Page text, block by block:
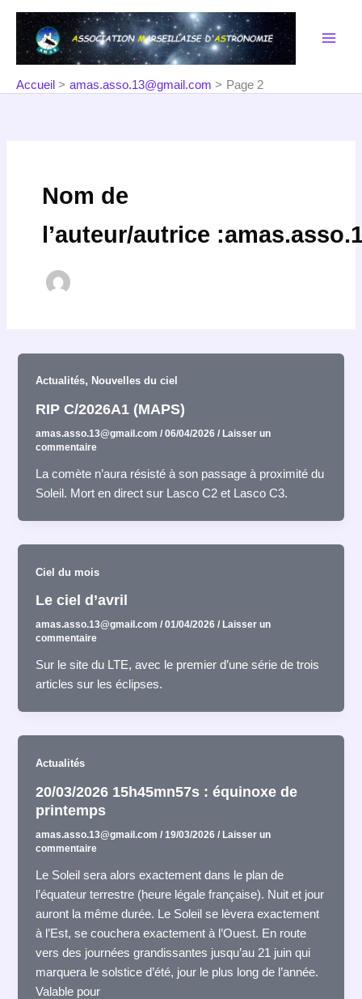
contenu
Accueil amas.asso.13@gmail.com Page 2
Nom de
l’auteur/autrice
Actualités, Nouvelles du ciel
RIP C/2026A1 (MAPS)
amas.asso.13@gmail.com/06/04/2026/ Laisser un
commentaire
La comète n’aura résisté à son passage à proximité du
Soleil. Mort en direct sur Lasco C2 et Lasco C3.
Ciel du mois
Le ciel d’avril
amas.asso.13@gmail.com/01/04/2026/ Laisser un
commentaire
Sur le site du LTE, avec le premier d’une série de trois
articles sur les éclipses.
Actualités
20/03/2026 15h45mn57s : équinoxe de
printemps
amas.asso.13@gmail.com/ 19/03/2026/Laisser un
commentaire
Le Soleil sera alors exactement dans le plan de
l’équateur terrestre (heure légale française). Nuit et jour
auront la même durée. Le Soleil se lèvera exactement
à l’Est, se couchera exactement à l’Ouest. En route
vers des journées grandissantes jusqu’au 21 juin qui
marquera le solstice d’été, jour le plus long de l’année.
Valable pour